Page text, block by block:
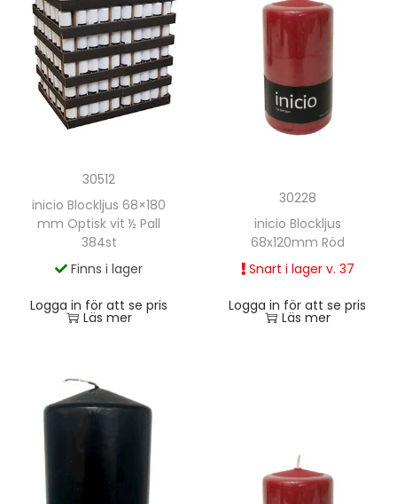
30512
inicio Blockljus 68×180
mm Optisk vit ½ Pall
384st
Finns i lager
Logga in för att se pris
Läs mer
30228
inicio Blockljus
68x120mm Röd
Snart i lager v. 37
Logga in för att se pris
Läs mer